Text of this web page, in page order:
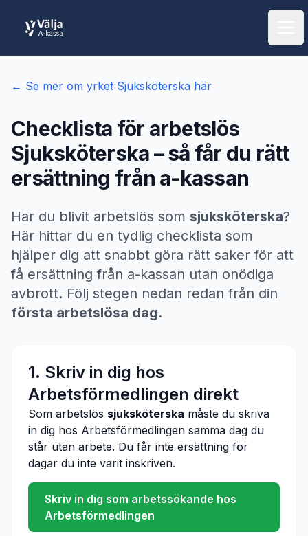
← Se mer om yrket Sjuksköterska här
Checklista för arbetslös
Sjuksköterska– så får du rätt
ersättning från a-kassan
Har du blivit arbetslös som sjuksköterska?
Här hittar du en tydlig checklista som
hjälper dig att snabbt göra rätt saker för att
få ersättning från a-kassan utan onödiga
avbrott. Följ stegen nedan redan från din
första arbetslösa dag.
1. Skriv in dig hos
Arbetsförmedlingen direkt
Som arbetslös sjuksköterska måste du skriva
in dig hos Arbetsförmedlingen samma dag du
står utan arbete. Du får inte ersättning för
dagar du inte varit inskriven.
Skriv in dig som arbetssökande hos
Arbetsförmedlingen